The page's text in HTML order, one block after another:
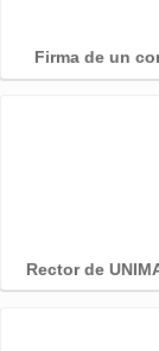
Firma de un
Rector de